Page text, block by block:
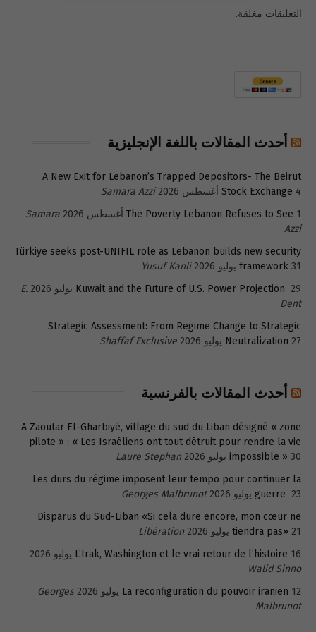
التعليقات مغلقة.
أحدث المقالات باللغة الإنجليزية
A New Exit for Lebanon’s Trapped Depositors- The Beirut
Stock Exchange 4 أغسطس 2026
Samara Azzi
The Poverty Lebanon Refuses to See 1 أغسطس 2026
Samara
Azzi
Türkiye seeks post-UNIFIL role as Lebanon builds new security
framework 31 يوليو 2026
Yusuf Kanli
Kuwait and the Future of U.S. Power Projection 29 يوليو 2026
E.
Dent
Strategic Assessment: From Regime Change to Strategic
Neutralization 27 يوليو 2026 Shaffaf Exclusive
أحدث المقالات بالفرنسية
A Zaoutar El-Gharbiyé, village du sud du Liban désigné « zone
pilote » : « Les Israéliens ont tout détruit pour rendre la vie
impossible » 30 يوليو 2026
Laure Stephan
Les durs du régime imposent leur tempo pour continuer la
guerre 23 يوليو 2026
Georges Malbrunot
Disparus du Sud-Liban «Si cela dure encore, mon cœur ne
tiendra pas» 21 يوليو 2026
Libération
L’Irak, Washington et le vrai retour de l’histoire 16 يوليو 2026
Walid Sinno
La reconfiguration du pouvoir iranien 12 يوليو 2026
Georges
Malbrunot